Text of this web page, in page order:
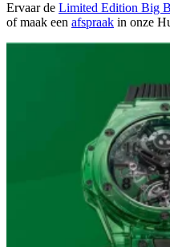
Ervaar de Limited Edition Big
of maak een afspraak in onze